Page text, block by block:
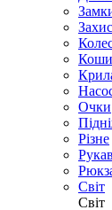
Очки
Різне
Світ
Світ